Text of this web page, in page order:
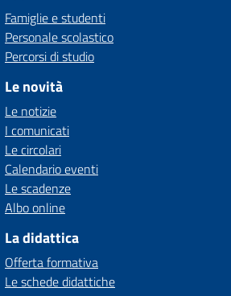
Famiglie e studenti
Personale scolastico
Percorsi di studio
Le novità
Le notizie
I comunicati
Le circolari
Calendario eventi
Le scadenze
Albo online
La didattica
Offerta formativa
Le schede didattiche